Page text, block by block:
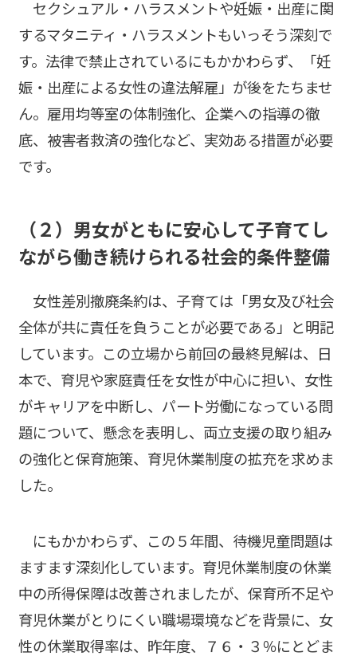
セクシュアル・ハラスメントや妊娠・出産に関
するマタニティ・ハラスメントもいっそう深刻で
す。法律で禁止されているにもかかわらず、「妊
娠・出産による女性の違法解雇」が後をたちませ
ん。雇用均等室の体制強化、企業への指導の徹
底、被害者救済の強化など、実効ある措置が必要
です。
（２）男女がともに安心して子育てし
ながら働き続けられる社会的条件整備
女性差別撤廃条約は、子育ては「男女及び社会
全体が共に責任を負うことが必要である」と明記
しています。この立場から前回の最終見解は、日
本で、育児や家庭責任を女性が中心に担い、女性
がキャリアを中断し、パート労働になっている問
題について、懸念を表明し、両立支援の取り組み
の強化と保育施策、育児休業制度の拡充を求めま
した。
にもかかわらず、この５年間、待機児童問題は
ますます深刻化しています。育児休業制度の休業
中の所得保障は改善されましたが、保育所不足や
育児休業がとりにくい職場環境などを背景に、女
性の休業取得率は、昨年度、７６・３％にとどま